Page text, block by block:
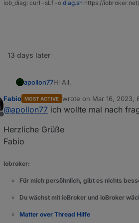
iob_diag: curl -sLf -o diag.sh https://
13 days later
apollon77Hi All,
seit ein paar Tagen gibt es
unsupported !!
(https://github.com/nodejs/
Offline
Fabio MOST ACTIVE wrote on Mar 16, 2023,
last edited by
@apollon77 ich wollte mal nach
Herzliche Grüße
Fabio
Iobroker:
Für mich persöhnlich, gibt es nichts
Du wächst mit ioBroker und ioBroker
Matter over Thread Hilfe